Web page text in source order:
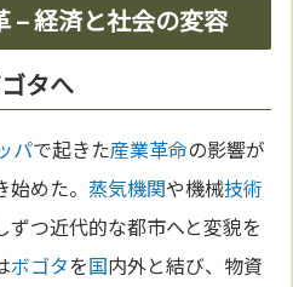
– 経済と社会の変容
タへ
パで起きた産業革命の影響が
めた。 蒸気機関や機械技術
つ近代的な都市へと変貌を
ボゴタを国内外と結び、物資